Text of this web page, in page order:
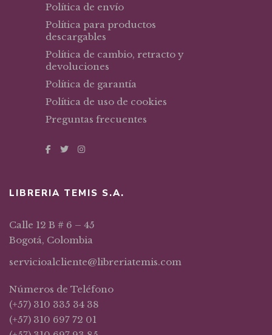
Política de envío
Política para productos
descargables
Política de cambio, retracto y
devoluciones
Política de garantía
Política de uso de cookies
Preguntas frecuentes
LIBRERIA TEMIS S.A.
Calle 12 B # 6 – 45
Bogotá, Colombia
servicioalcliente@libreriatemis.com
Números de Teléfono
(+57) 310 335 34 38
(+57) 310 697 72 01